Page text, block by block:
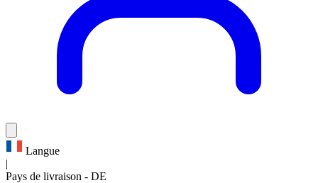
Langue
|
Pays de livraison - DE